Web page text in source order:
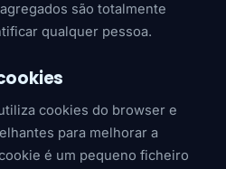
são totalmente
qualquer pessoa.
cookies do browser e
para melhorar a
é um pequeno ficheiro